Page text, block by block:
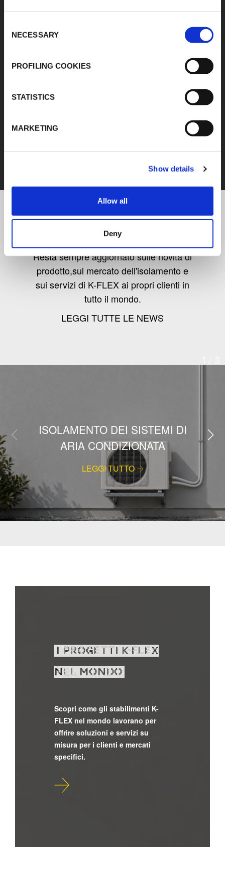
Selection
NECESSARY
PROFILING COOKIES
STATISTICS
MARKETING
Show details
Allow all
Deny
SCOPRI TUTTI I PRODOTTI
K-Flex news
Resta sempre aggiornato sulle novità di
prodotto,sul mercato dell'isolamento e
sui servizi di K-FLEX ai propri clienti in
tutto il mondo.
LEGGI TUTTE LE NEWS
ISOLAMENTO DEI SISTEMI DI
ARIA CONDIZIONATA
LEGGI TUTTO
I PROGETTI K-FLEX
NEL MONDO
Scopri come gli stabilimenti K-
FLEX nel mondo lavorano per
offrire soluzioni e servizi su
misura per i clienti e mercati
specifici.